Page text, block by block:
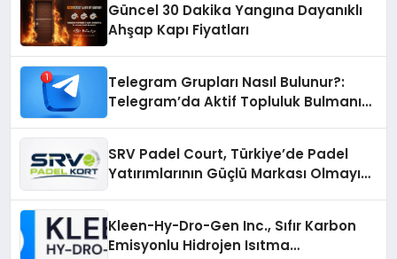
Güncel 30 Dakika Yangına Dayanıklı
Ahşap Kapı Fiyatları
Telegram Grupları Nasıl Bulunur?:
Telegram’da Aktif Topluluk Bulmanın
SRV Padel Court, Türkiye’de Padel
Yatırımlarının Güçlü Markası Olmayı
Kleen-Hy-Dro-Gen Inc., Sıfır Karbon
Emisyonlu Hidrojen Isıtma